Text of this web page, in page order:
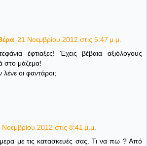
21 Νοεμβρίου 2012 στις 5:47 μ.μ.
έφτιαξες! Έχεις βέβαια αξιόλογους
στο μάζεμα!
οι φαντάροι;
Νοεμβρίου 2012 στις 8:41 μ.μ.
με τις κατασκευές σας. Τι να πω ? Από